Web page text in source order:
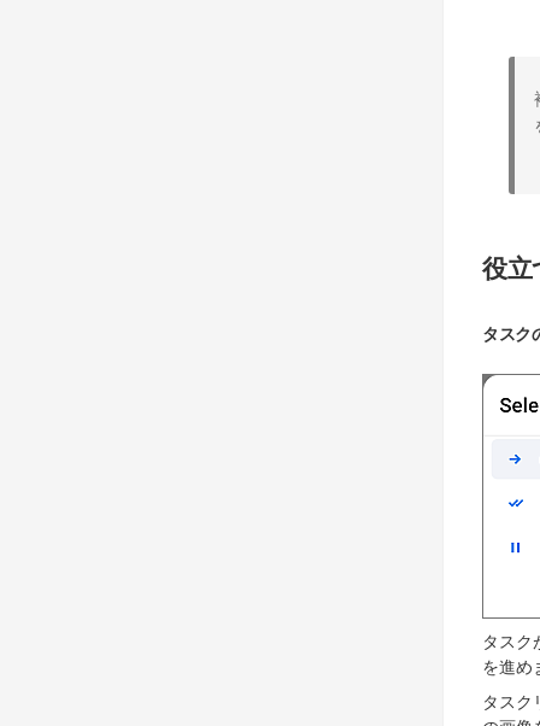
役
タスク
タスク
を進め
タスク